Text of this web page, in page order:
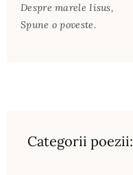
Despre marele Iisus,
Spune o poveste.
Categorii poezii: